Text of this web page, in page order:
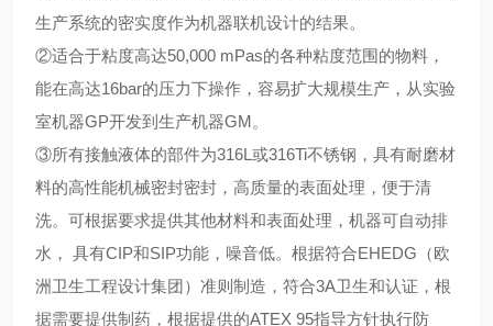
生产系统的密实度作为机器联机设计的结果。
②适合于粘度高达50,000 mPas的各种粘度范围的物料，
能在高达16bar的压力下操作，容易扩大规模生产，从实验
室机器GP开发到生产机器GM。
③所有接触液体的部件为316L或316Ti不锈钢，具有耐磨材
料的高性能机械密封密封，高质量的表面处理，便于清
洗。可根据要求提供其他材料和表面处理，机器可自动排
水， 具有CIP和SIP功能，噪音低。根据符合EHEDG（欧
洲卫生工程设计集团）准则制造，符合3A卫生和认证，根
据需要提供制药，根据提供的ATEX 95指导方针执行防